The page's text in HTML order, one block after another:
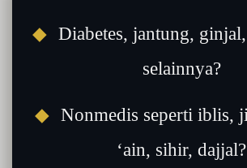
◆ Diabetes, jantung,
selainnya?
◆ Nonmedis seperti iblis,
‘ain, sihir, dajjal?